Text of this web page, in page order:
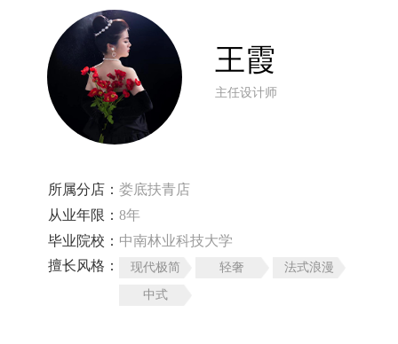
王霞
主任设计师
所属分店： 娄底扶青店
从业年限： 8年
毕业院校： 中南林业科技大学
擅长风格：
现代极简 轻奢 法式浪漫
中式